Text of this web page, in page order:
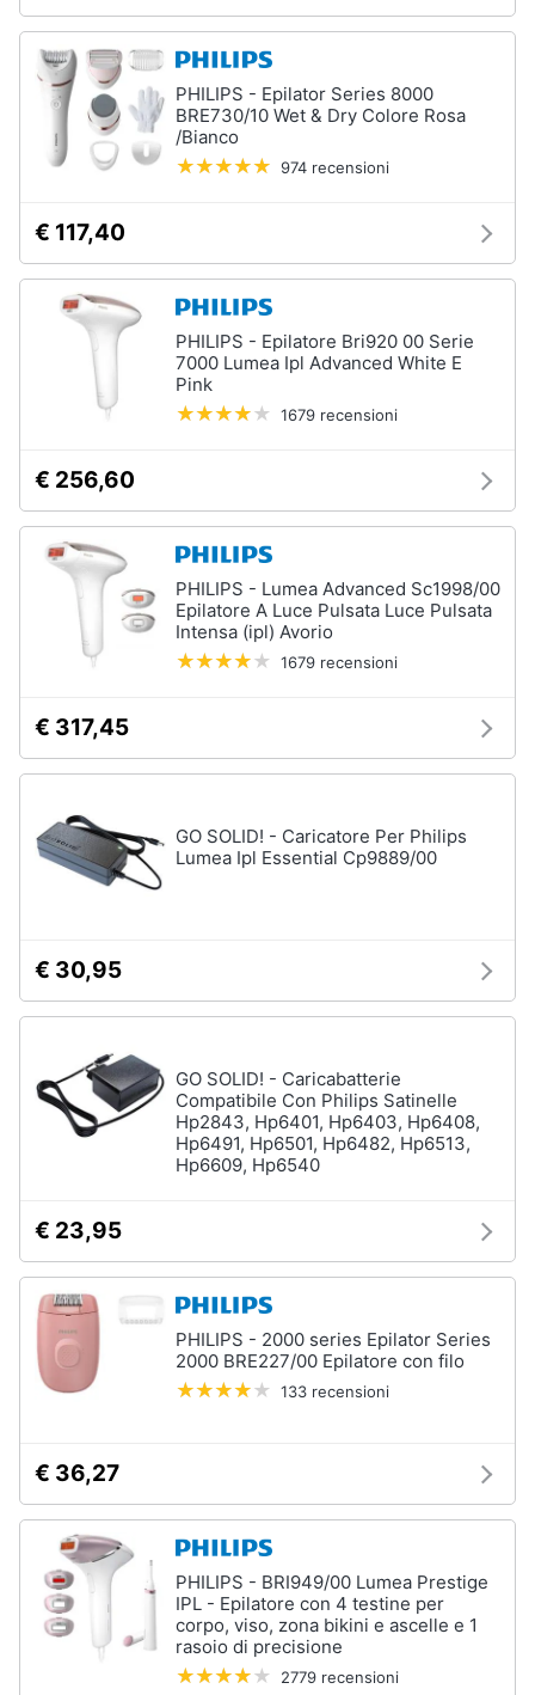
Make
Smalto
semipermanente
Rossetti
Acetone
cosmetici
Olio
di
ricino
Maschera
essenziali
viso
Vedi
tutti
Profumi
Profumi
Alien
Chloe
profumo
Migliori
prodotti
beauty
Miglior
crema
antirughe
Miglior
elettrico
Miglior
regolabarba
Vedi
tutti
PHILIPS - Epilator Series 8000
BRE730/10 Wet & Dry Colore Rosa
/Bianco
974 recensioni
€ 117,40
PHILIPS - Epilatore Bri920 00 Serie
7000 Lumea Ipl Advanced White E
Pink
1679 recensioni
€ 256,60
PHILIPS - Lumea Advanced Sc1998/00
Epilatore A Luce Pulsata Luce Pulsata
Intensa (ipl) Avorio
1679 recensioni
€ 317,45
GO SOLID! - Caricatore Per Philips
Lumea Ipl Essential Cp9889/00
€ 30,95
GO SOLID! - Caricabatterie
Compatibile Con Philips Satinelle
Hp2843, Hp6401, Hp6403, Hp6408,
Hp6491, Hp6501, Hp6482, Hp6513,
Hp6609, Hp6540
€ 23,95
PHILIPS - 2000 series Epilator Series
2000 BRE227/00 Epilatore con filo
133 recensioni
€ 36,27
PHILIPS - BRI949/00 Lumea Prestige
IPL - Epilatore con 4 testine per
corpo, viso, zona bikini e ascelle e 1
rasoio di precisione
2779 recensioni